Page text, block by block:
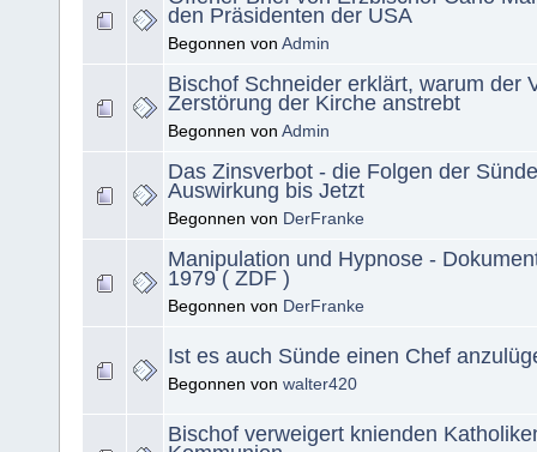
den Präsidenten der USA
Begonnen von Admin
Bischof Schneider erklärt, warum der
Zerstörung der Kirche anstrebt
Begonnen von Admin
Das Zinsverbot - die Folgen der
Auswirkung bis Jetzt
Begonnen von DerFranke
Manipulation und Hypnose -
1979 ( ZDF )
Begonnen von DerFranke
Ist es auch Sünde einen Chef
Begonnen von walter420
Bischof verweigert knienden